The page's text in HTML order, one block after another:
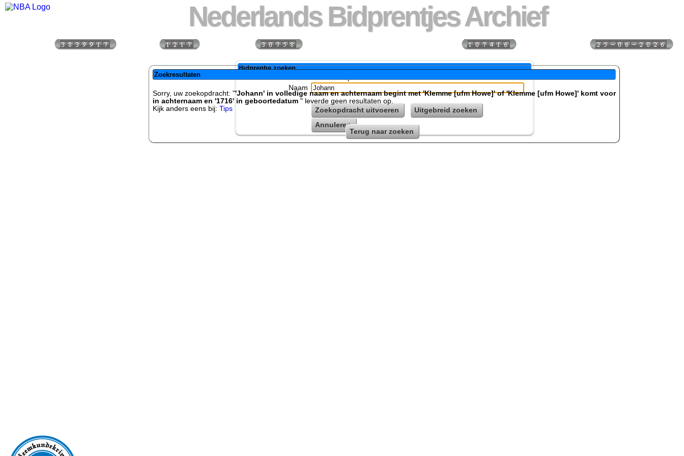
Nederlands Bidprentjes Archief
Bidprentje zoeken
Geef zoekopdracht in...
Naam
Zoekopdracht uitvoeren
Uitgebreid zoeken
Annuleren
Zoekresultaten
Sorry, uw zoekopdracht: "'Johann' in volledige naam en achternaam begint met 'Klemme [ufm Howe]' of 'Klemme [ufm Howe]' komt voor
in achternaam en '1716' in geboortedatum " leverde geen resultaten op.
Kijk anders eens bij: Tips
Terug naar zoeken